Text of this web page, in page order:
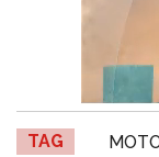
TAG